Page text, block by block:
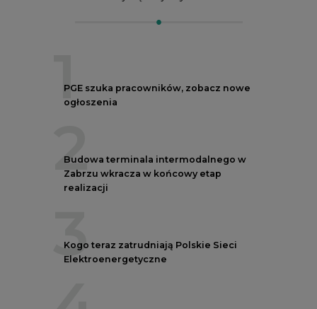
1
PGE szuka pracowników, zobacz nowe
ogłoszenia
2
Budowa terminala intermodalnego w
Zabrzu wkracza w końcowy etap
realizacji
3
Kogo teraz zatrudniają Polskie Sieci
Elektroenergetyczne